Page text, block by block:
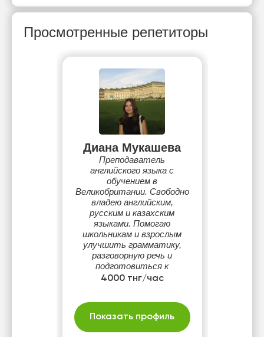
Просмотренные репетиторы
Диана Мукашева
Преподаватель
английского языка с
обучением в
Великобритании. Свободно
владею английским,
русским и казахским
языками. Помогаю
школьникам и взрослым
улучшить грамматику,
разговорную речь и
подготовиться к
экзаменам. Объясняю
4000 тнг/час
Показать профиль